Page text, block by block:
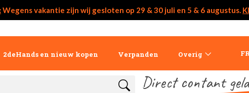
Wegens vakantie zijn wij gesloten op 29 & 30 juli en 5 & 6 augustus.
2deHands en nieuw kopen Verpanden Overig
Direct contant